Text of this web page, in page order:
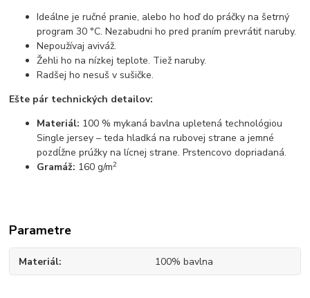
Ideálne je ručné pranie, alebo ho hoď do práčky na šetrný
program 30 °C. Nezabudni ho pred praním prevrátiť naruby.
Nepoužívaj aviváž.
Žehli ho na nízkej teplote. Tiež naruby.
Radšej ho nesuš v sušičke.
Ešte pár technických detailov:
Materiál: 100 % mykaná bavlna upletená technológiou
Single jersey – teda hladká na rubovej strane a jemné
pozdĺžne prúžky na lícnej strane. Prstencovo dopriadaná.
Gramáž: 160 g/m2
Parametre
Materiál 100% bavlna